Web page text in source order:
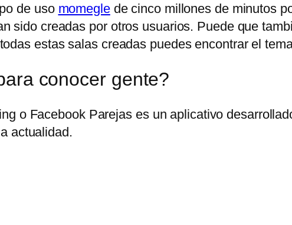
de uso momeglede cinco millones de minutos
sido creadas por otros usuarios. Puede que
estas salas creadas puedes encontrar el
conocer gente?
o Facebook Parejas es un aplicativo
actualidad.